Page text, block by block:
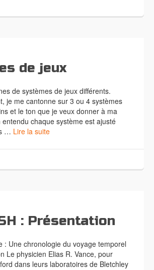
de jeux
de systèmes de jeux différents.
je me cantonne sur 3 ou 4 systèmes
et le ton que je veux donner à ma
chaque système est ajusté
… Lire la suite
: Présentation
: Une chronologie du voyage temporel
Le physicien Elias R. Vance, pour
dans leurs laboratoires de Bletchley